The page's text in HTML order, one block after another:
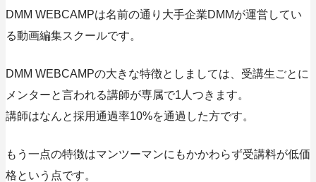
DMM WEBCAMPは名前の通り大手企業DMMが運営してい
る動画編集スクールです。
DMM WEBCAMPの大きな特徴としましては、受講生ごとに
メンターと言われる講師が専属で1人つきます。
講師はなんと採用通過率10%を通過した方です。
もう一点の特徴はマンツーマンにもかかわらず受講料が低価
格という点です。